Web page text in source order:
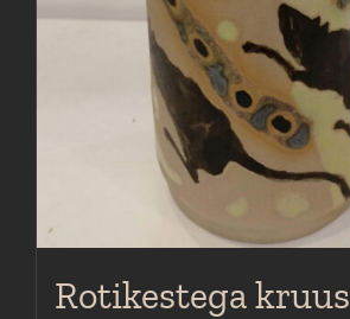
Rotikestega kruus